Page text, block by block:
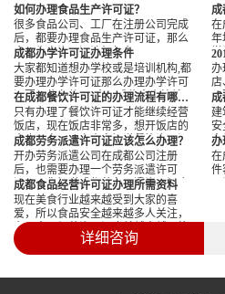
如何办理食品生产许可证？
很多食品公司、工厂在注册公司完成
后，都要办理食品生产许可证，那么
食品生产许可证该如何办理呢？下面
成信宏小编就跟大家介绍一下！
成
在
年
学
今
办
成都办学许可证办理条件
大家都知道想办学校或是培训机构,都
要办理办学许可证那么办理办学许可
证要哪些条件呢?今天成信宏小编就跟
大家好好聊一聊！
办
店
须
生
信
在成都餐饮许可证的办理流程有哪些？
只有办理了餐饮许可证才能继续经营
饭店，现在饭店非常多，想开饭店的
人也不少，那么大家知道餐饮许可证
的办理流程有哪些吗？下面大家就一
起跟成信宏小编去看看吧！
建
安
全
信
证
成都劳务派遣许可证应该怎么办理？
开办劳务派遣公司在成都公司注册
后，也需要办理一个劳务派遣许可
证。那你知道成都劳务派遣许可证应
该怎么办理吗？下面成信宏小编就为
大家介绍一下吧！
办
在
件
成都食品经营许可证办理所需资料
现在美食行业越来越受到大家的喜
爱，所以食品安全越来越多人关注，
办理食品经营许可证也就越来越严格
了，那么办理食品经营许可证需要什
么资料呢？
详细咨询